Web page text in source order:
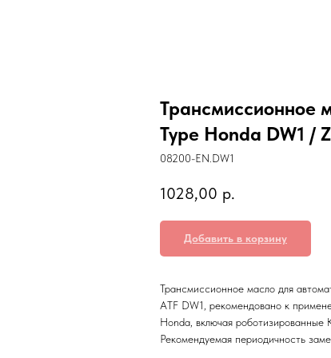
Трансмиссионное
Type Honda DW1 /
08200-EN.DW1
1028,00 р.
Добавить в корзину
Трансмиссионное масло для
ATF DW1, рекомендовано к
Honda, включая
Рекомендуемая периодичность